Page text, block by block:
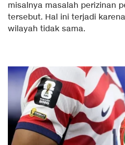
misalnya masalah perizinan
tersebut. Hal ini terjadi
wilayah tidak sama.